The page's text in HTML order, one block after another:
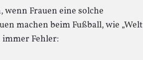
wenn Frauen eine solche
machen beim Fußball, wie „Welt
Fehler: